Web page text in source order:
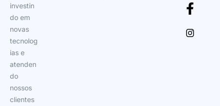
investin
do em
novas
tecnolog
ias e
atenden
do
nossos
clientes